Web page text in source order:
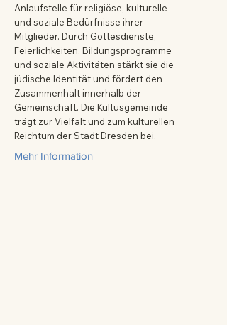
Anlaufstelle für religiöse, kulturelle
und soziale Bedürfnisse ihrer
Mitglieder. Durch Gottesdienste,
Feierlichkeiten, Bildungsprogramme
und soziale Aktivitäten stärkt sie die
jüdische Identität und fördert den
Zusammenhalt innerhalb der
Gemeinschaft. Die Kultusgemeinde
trägt zur Vielfalt und zum kulturellen
Reichtum der Stadt Dresden bei.
Mehr Information